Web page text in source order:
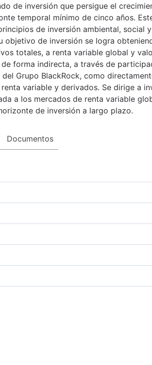
de inversión que persigue el
temporal mínimo de cinco años.
de inversión ambiental, social
objetivo de inversión se logra
totales, a renta variable global y
forma indirecta, a través de
Grupo BlackRock, como
variable y derivados. Se dirige a
a los mercados de renta variable
de inversión a largo plazo.
Documentos